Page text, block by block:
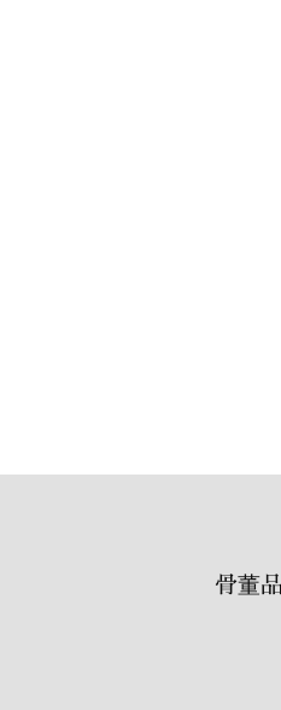
骨董